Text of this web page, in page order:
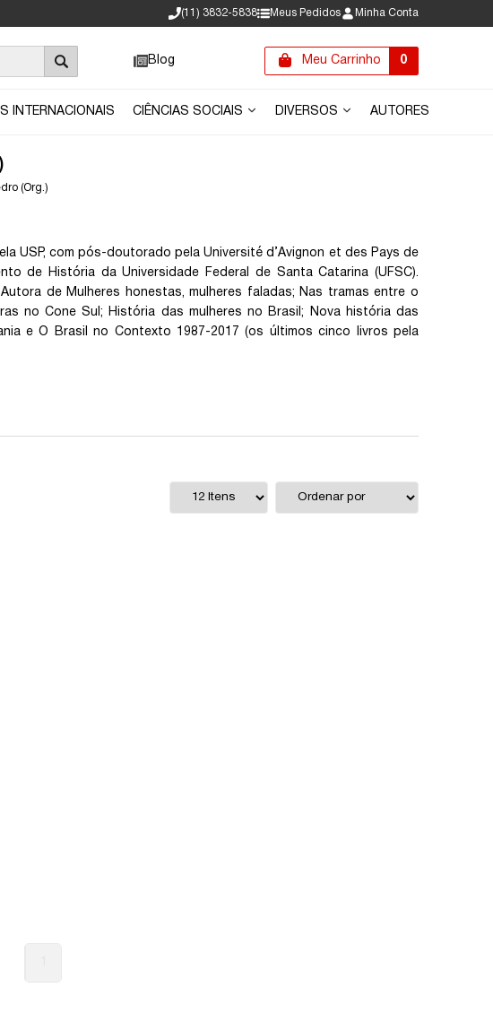
(11) 3832-5838 Meus Pedidos Minha Conta
Blog Meu Carrinho 0
INTERNACIONAIS CIÊNCIAS SOCIAIS DIVERSOS AUTORES
(Org.)
USP, com pós-doutorado pela Université d’Avignon et des Pays de
de História da Universidade Federal de Santa Catarina (UFSC).
de Mulheres honestas, mulheres faladas; Nas tramas entre o
no Cone Sul; História das mulheres no Brasil; Nova história das
e O Brasil no Contexto 1987-2017 (os últimos cinco livros pela